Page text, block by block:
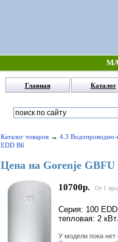
Главная Каталог
Каталог товаров→ 4.3 Водопроводно-
EDD B6
Цена на Gorenje GBFU
10700р. От 1
Серия: 100
тепловая: 2
У модели пока нет